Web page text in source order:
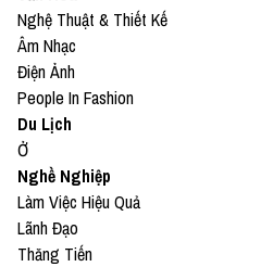
Nghệ Thuật & Thiết Kế
Âm Nhạc
Điện Ảnh
People In Fashion
Du Lịch
Ở
Nghề Nghiệp
Làm Việc Hiệu Quả
Lãnh Đạo
Thăng Tiến